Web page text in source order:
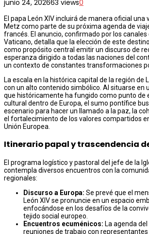
junio 24, 202663 views0
El papa León XIV incluirá de manera oficial una
Metz como parte de su próxima agenda de
francés. El anuncio, confirmado por los canales
Vaticano, detalla que la elección de este
como propósito central emitir un discurso de
esperanza dirigido a todas las naciones del
un contexto de constantes transformaciones
La escala en la histórica capital de la región de
con un alto contenido simbólico. Al situarse en
que históricamente ha fungido como punto de
cultural dentro de Europa, el sumo pontífice
escenario para hacer un llamado a la paz, la
el fortalecimiento de los valores compartidos
Unión Europea.
Itinerario papal y trascendencia
El programa logístico y pastoral del jefe de la
contempla diversos encuentros con la
regionales:
Discurso a Europa: Se prevé que el
León XIV se pronuncie en un espacio
enfocándose en los desafíos de la
tejido social europeo.
Encuentros ecuménicos: La agenda
reuniones de trabajo con representantes